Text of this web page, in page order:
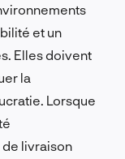
et un
Elles doivent
la
Lorsque
livraison